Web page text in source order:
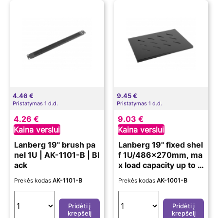
4.46 €
Pristatymas 1 d.d.
4.26 €
Kaina verslui
Lanberg 19" brush pa
nel 1U | AK-1101-B | Bl
ack
Prekės kodas AK-1101-B
Pridėti į
krepšelį
9.45 €
Pristatymas 1 d.d.
9.03 €
Kaina verslui
Lanberg 19" fixed shel
f 1U/486x270mm, ma
x load capacity up to 1
ack
Prekės kodas AK-1001-B
Pridėti į
krepšelį